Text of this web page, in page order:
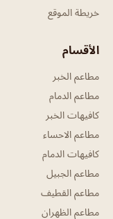
خريطة الموقع
الأقسام
مطاعم الخبر
مطاعم الدمام
كافيهات الخبر
مطاعم الاحساء
كافيهات الدمام
مطاعم الجبيل
مطاعم القطيف
مطاعم الظهران